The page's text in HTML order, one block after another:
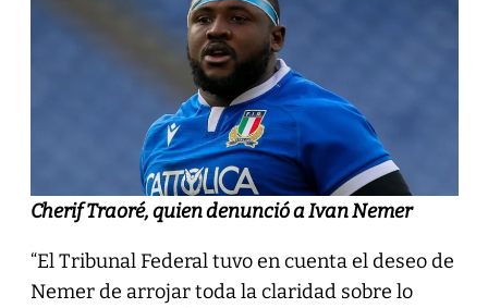
Cherif Traoré, quien denunció a Ivan Nemer
“El Tribunal Federal tuvo en cuenta el deseo de
Nemer de arrojar toda la claridad sobre lo